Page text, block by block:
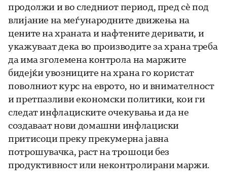
продолжи и во следниот период, пред сѐ под
влијание на меѓународните движења на
цените на храната и нафтените деривати, и
укажуваат дека во производите за храна треба
да има зголемена контрола на маржите
бидејќи увозниците на храна го користат
поволниот курс на еврото, но и внимателност
и претпазливи економски политики, кои ги
следат инфлациските очекувања и да не
создаваат нови домашни инфлациски
притисоци преку прекумерна јавна
потрошувачка, раст на трошоци без
продуктивност или неконтролирани маржи.